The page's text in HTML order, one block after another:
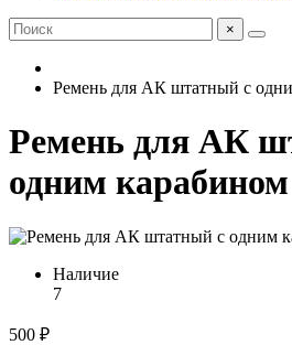
×
Ремень для АК штатный с
Ремень для АК
одним карабином
Наличие
7
500 ₽